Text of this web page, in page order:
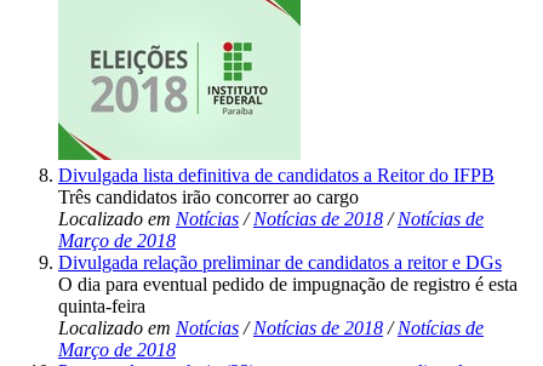
Divulgada lista definitiva de candidatos a Reitor do IFPB
Três candidatos irão concorrer ao cargo
Localizado em Notícias /Notícias de 2018 /Notícias de
Março de 2018
Divulgada relação preliminar de candidatos a reitor e DGs
O dia para eventual pedido de impugnação de registro é esta
quinta-feira
Localizado em Notícias /Notícias de 2018 /Notícias de
Março de 2018